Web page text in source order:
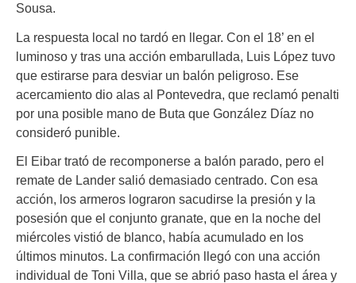
Sousa.
La respuesta local no tardó en llegar. Con el 18’ en el
luminoso y tras una acción embarullada, Luis López tuvo
que estirarse para desviar un balón peligroso. Ese
acercamiento dio alas al Pontevedra, que reclamó penalti
por una posible mano de Buta que González Díaz no
consideró punible.
El Eibar trató de recomponerse a balón parado, pero el
remate de Lander salió demasiado centrado. Con esa
acción, los armeros lograron sacudirse la presión y la
posesión que el conjunto granate, que en la noche del
miércoles vistió de blanco, había acumulado en los
últimos minutos. La confirmación llegó con una acción
individual de Toni Villa, que se abrió paso hasta el área y